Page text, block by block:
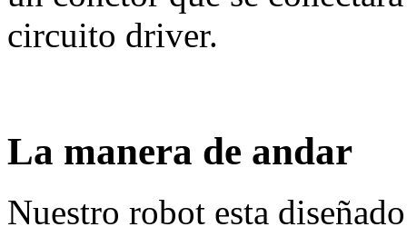
circuito driver.
La manera de andar
Nuestro robot esta